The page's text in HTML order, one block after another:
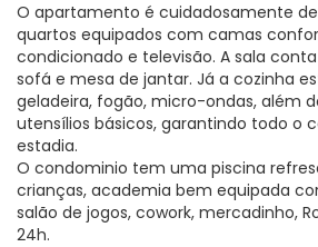
O apartamento é cuidadosamente
quartos equipados com camas
condicionado e televisão. A sala
sofá e mesa de jantar. Já a cozinha
geladeira, fogão, micro-ondas, além
utensílios básicos, garantindo todo o
estadia.
O condominio tem uma piscina
crianças, academia bem equipada
salão de jogos, cowork, mercadinho,
24h.